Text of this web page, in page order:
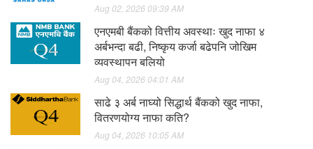
Aug 02, 2026 09:39 AM
एनएमबी बैंकको वित्तीय अवस्थाः खुद नाफा ४
अर्बभन्दा बढी, निष्कृय कर्जा बढेपनि जोखिम
व्यवस्थापन बलियो
Aug 04, 2026 04:01 AM
साढे ३ अर्ब नाघ्यो सिद्धार्थ बैंकको खुद नाफा,
वितरणयोग्य नाफा कति?
Aug 04, 2026 10:05 AM